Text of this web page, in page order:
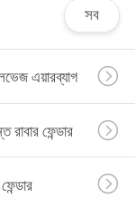
সব
এয়ারব্যাগ
রাবার ফেন্ডার